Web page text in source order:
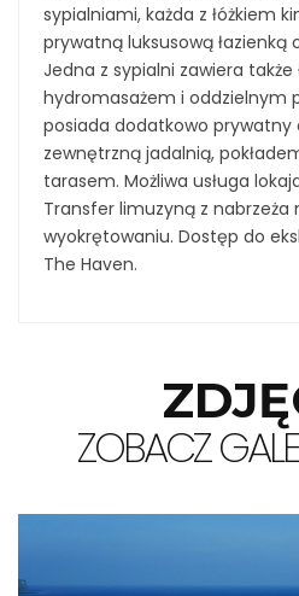
sypialniami, każda z łóżkiem
prywatną luksusową łazienką
Jedna z sypialni zawiera także
hydromasażem i oddzielnym
posiada dodatkowo prywatny
zewnętrzną jadalnią,
tarasem. Możliwa usługa
Transfer limuzyną z nabrzeża
wyokrętowaniu. Dostęp do
The Haven.
ZOBACZ